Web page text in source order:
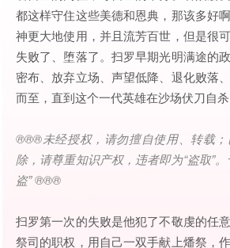
都这样守住这些美德和恩典，那该多好
神更大地使用，并且流芳百世，但是很
失败了、堕落了。扫罗早期光明满途的
密布、放弃立场、声望低降、退化败落
而至，直到这个一代英雄在沙场伏刀自杀
®®®未经授权，请勿擅自使用、转载
除，请尊重知识产权，违者即为“盗取”。
盗” ®®®
扫罗第一次的失败是他犯了不敬虔的任
祭司的职权，用自己一双手献上燔祭，